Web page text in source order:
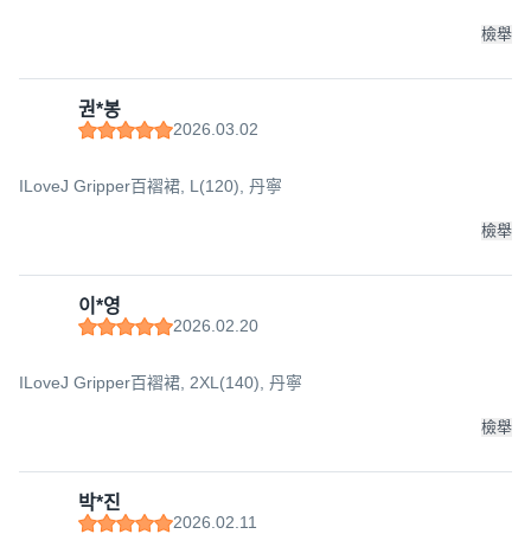
檢舉
권*봉
2026.03.02
ILoveJ Gripper百褶裙, L(120), 丹寧
檢舉
이*영
2026.02.20
ILoveJ Gripper百褶裙, 2XL(140), 丹寧
檢舉
박*진
2026.02.11